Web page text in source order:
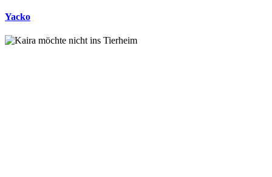
Yacko